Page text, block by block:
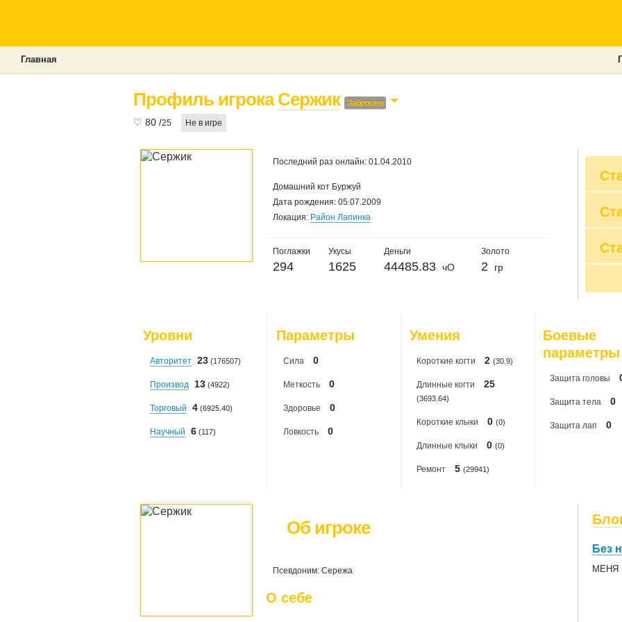
Главная
Профиль игрокаСержик Заброшен
♡ 80 /25 Не в игре
Последний раз онлайн: 01.04.2010
Домашний кот Буржуй
Дата рождения: 05.07.2009
Локация: Район Лапинка
Поглажки
294
Укусы
1625
Деньги
44485.83 чО
Золото
2 гр
Уровни
Авторитет 23 (176507)
Производ 13 (4922)
Торговый 4 (6925.40)
Научный 6 (117)
Параметры
Сила 0
Меткость 0
Здоровье 0
Ловкость 0
Умения
Короткиe когти 2 (30.9)
Длинные когти 25
(3693.64)
Короткие клыки 0 (0)
Длинные клыки 0 (0)
Ремонт 5 (29941)
Боевые
параметры
Защита головы
Защита тела 0
Защита лап 0
Об игроке
Псевдоним: Сережа
О себе
Без
МЕНЯ